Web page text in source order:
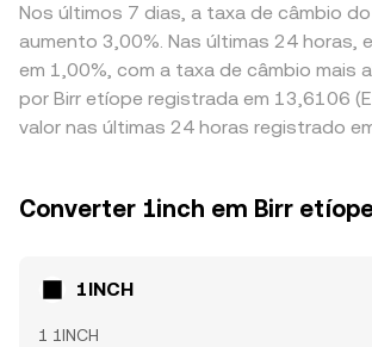
Nos últimos 7 dias, a taxa de câmbio
aumento 3,00%. Nas últimas 24 horas,
em 1,00%, com a taxa de câmbio mais
por Birr etíope registrada em 13,6106
valor nas últimas 24 horas registrado
Converter 1inch em Birr
1INCH
1 1INCH